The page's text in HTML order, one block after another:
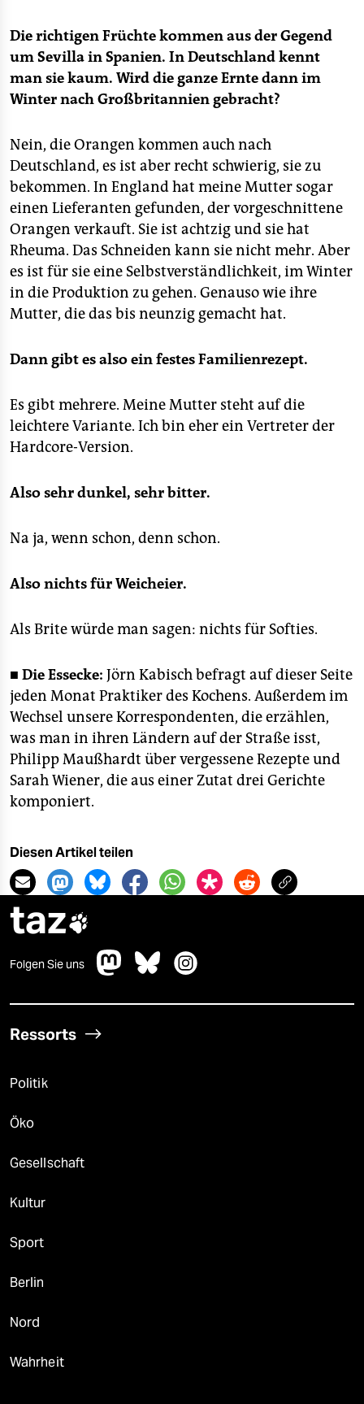
Die richtigen Früchte kommen aus der Gegend
um Sevilla in Spanien. In Deutschland kennt
man sie kaum. Wird die ganze Ernte dann im
Winter nach Großbritannien gebracht?
Nein, die Orangen kommen auch nach
Deutschland, es ist aber recht schwierig, sie zu
bekommen. In England hat meine Mutter sogar
einen Lieferanten gefunden, der vorgeschnittene
Orangen verkauft. Sie ist achtzig und sie hat
Rheuma. Das Schneiden kann sie nicht mehr. Aber
es ist für sie eine Selbstverständlichkeit, im Winter
in die Produktion zu gehen. Genauso wie ihre
Mutter, die das bis neunzig gemacht hat.
Dann gibt es also ein festes Familienrezept.
Es gibt mehrere. Meine Mutter steht auf die
leichtere Variante. Ich bin eher ein Vertreter der
Hardcore-Version.
Also sehr dunkel, sehr bitter.
Na ja, wenn schon, denn schon.
Also nichts für Weicheier.
Als Brite würde man sagen: nichts für Softies.
■ Die Essecke: Jörn Kabisch befragt auf dieser Seite
jeden Monat Praktiker des Kochens. Außerdem im
Wechsel unsere Korrespondenten, die erzählen,
was man in ihren Ländern auf der Straße isst,
Philipp Maußhardt über vergessene Rezepte und
Sarah Wiener, die aus einer Zutat drei Gerichte
komponiert.
Diesen Artikel teilen
taz
Folgen Sie uns
Ressorts
Politik
Öko
Gesellschaft
Kultur
Sport
Berlin
Nord
Wahrheit